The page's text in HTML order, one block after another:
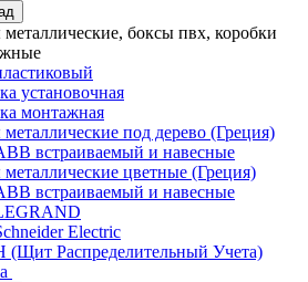
боксы пвх, коробки
установочная
монтажная
под дерево (Греция)
встраиваемый и навесные
цветные (Греция)
встраиваемый и навесные
Electric
Распределительный Учета)